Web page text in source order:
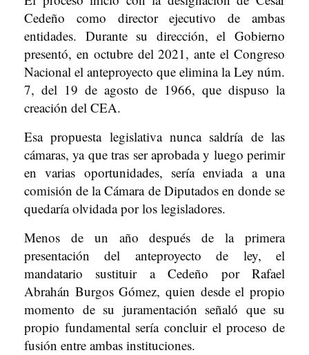
Cedeño como director ejecutivo de ambas
entidades. Durante su dirección, el Gobierno
presentó, en octubre del 2021, ante el Congreso
Nacional el anteproyecto que elimina la Ley núm.
7, del 19 de agosto de 1966, que dispuso la
creación del CEA.
Esa propuesta legislativa nunca saldría de las
cámaras, ya que tras ser aprobada y luego perimir
en varias oportunidades, sería enviada a una
comisión de la Cámara de Diputados en donde se
quedaría olvidada por los legisladores.
Menos de un año después de la primera
presentación del anteproyecto de ley, el
mandatario sustituir a Cedeño por Rafael
Abrahán Burgos Gómez, quien desde el propio
momento de su juramentación señaló que su
propio fundamental sería concluir el proceso de
fusión entre ambas instituciones.